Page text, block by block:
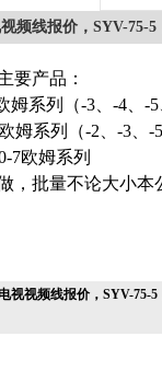
频线报价，SYV-75-
要产品：
系列（-3、-4、-5
姆系列（-2、-3、-5
7欧姆系列
，批量不论大小本
视视频线报价，SYV-75-